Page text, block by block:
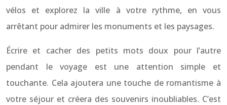
vélos et explorez la ville à votre rythme, en vous
arrêtant pour admirer les monuments et les paysages.
Écrire et cacher des petits mots doux pour l’autre
pendant le voyage est une attention simple et
touchante. Cela ajoutera une touche de romantisme à
votre séjour et créera des souvenirs inoubliables. C’est